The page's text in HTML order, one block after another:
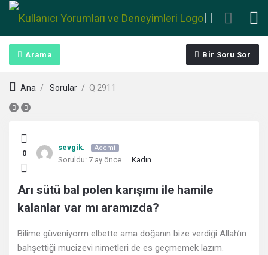
Arama Bir Soru Sor
Ana / Sorular / Q 2911
Kullanıcı
Yorumları
ve
Deneyimleri
En
0
sevgik. Acemi
Soruldu: 7 ay önce Kadın
Arı sütü bal polen karışımı ile hamile
kalanlar var mı aramızda?
Bilime güveniyorm elbette ama doğanın bize verdiği Allah’ın
bahşettiği mucizevi nimetleri de es geçmemek lazım.